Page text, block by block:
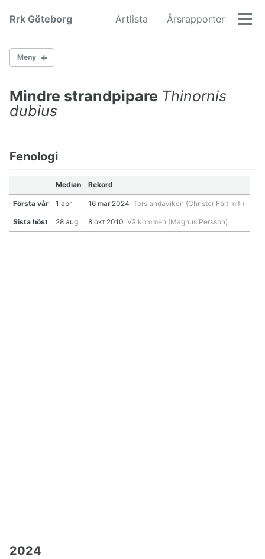
navigation
Rrk Göteborg Artlista Årsrapporter
Meny
Gäss
Änder
Måsfåglar
Lommar
Hackspettar
Falkar
Mindre strandpipare Thinornis
dubius
Fenologi
Median Rekord
Första vår 1 apr 16 mar 2024 Torslandaviken (Christer Fält m fl)
Sista höst 28 aug 8 okt 2010 Välkommen (Magnus Persson)
2024